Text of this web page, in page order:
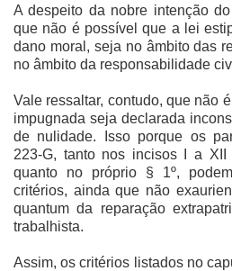
A despeito da nobre intenção
que não é possível que a lei
dano moral, seja no âmbito das
no âmbito da responsabilidade
Vale ressaltar, contudo, que não
impugnada seja declarada
de nulidade. Isso porque os
223-G, tanto nos incisos I a
quanto no próprio § 1º,
critérios, ainda que não
quantum da reparação
trabalhista.
Assim, os critérios listados no